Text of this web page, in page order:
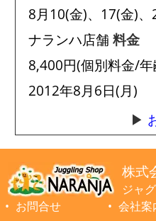
8月10(金)、17(金)
ナランハ店舗 料金
8,400円(個別料金/
2012年8月6日(月)
株式
ジャ
お問合せ
会社案